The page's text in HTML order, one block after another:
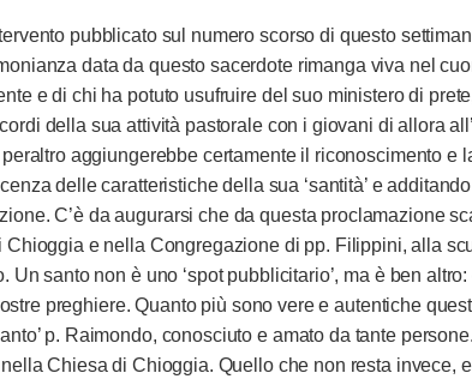
pubblicato sul numero scorso di questo
data da questo sacerdote rimanga viva nel
e di chi ha potuto usufruire del suo ministero di
della sua attività pastorale con i giovani di allora
peraltro aggiungerebbe certamente il riconoscimento e
delle caratteristiche della sua ‘santità’ e
C’è da augurarsi che da questa proclamazione
Chioggia e nella Congregazione di pp. Filippini, alla
Un santo non è uno ‘spot pubblicitario’, ma è ben
preghiere. Quanto più sono vere e autentiche
p. Raimondo, conosciuto e amato da tante
Chiesa di Chioggia. Quello che non resta invece,